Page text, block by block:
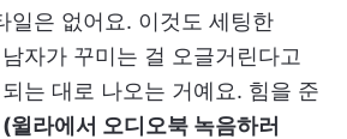
일은 없어요. 이것도 세팅한
자가 꾸미는 걸 오글거린다고
는 대로 나오는 거예요. 힘을 준
(윌라에서 오디오북 녹음하러